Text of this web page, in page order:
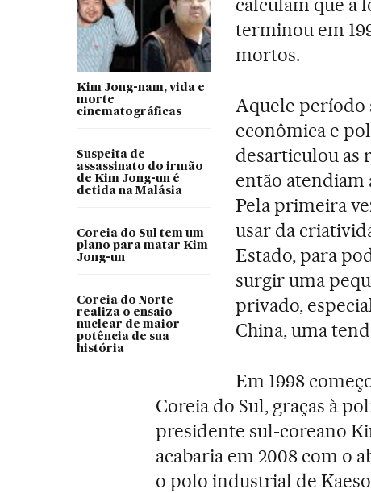
Kim Jong-nam, vida e
morte
cinematográficas
Suspeita de
assassinato do irmão
de Kim Jong-un é
detida na Malásia
Coreia do Sul tem um
plano para matar Kim
Jong-un
Coreia do Norte
realiza o ensaio
nuclear de maior
potência de sua
história
calculam que a
terminou em
mortos.
Aquele período
econômica e
desarticulou as
então atendiam
Pela primeira
usar da
Estado, para
surgir uma
privado,
China, uma
Em 1998
Coreia do Sul, graças à
presidente sul-coreano
acabaria em 2008 com o
o polo industrial de